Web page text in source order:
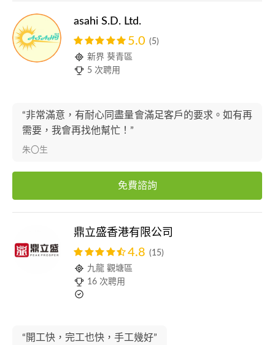
asahi S.D. Ltd.
5.0 (5)
新界 葵青區
5 次聘用
“非常滿意，有耐心同盡量會滿足客戶的要求。如有再
需要，我會再找他幫忙！”
朱〇生
免費諮詢
鼎立盛香港有限公司
4.8 (15)
九龍 觀塘區
16 次聘用
“開工快，完工也快，手工幾好”